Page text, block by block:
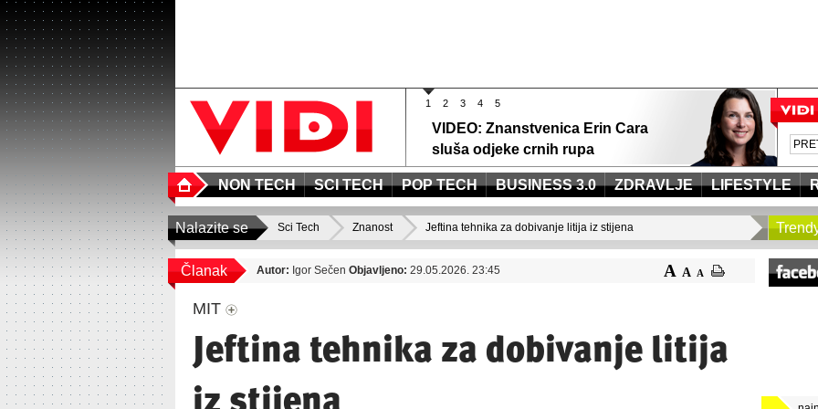
1 2 3 4 5
VIDEO: Znanstvenica Erin Cara
sluša odjeke crnih rupa
NON TECH SCI TECH POP TECH BUSINESS 3.0 ZDRAVLJE LIFESTYLE
Nalazite se Sci Tech Znanost Jeftina tehnika ​​za dobivanje litija iz stijena
Članak Autor: Igor Sečen Objavljeno: 29.05.2026. 23:45 A A A
MIT
Jeftina tehnika ​​za dobivanje litija